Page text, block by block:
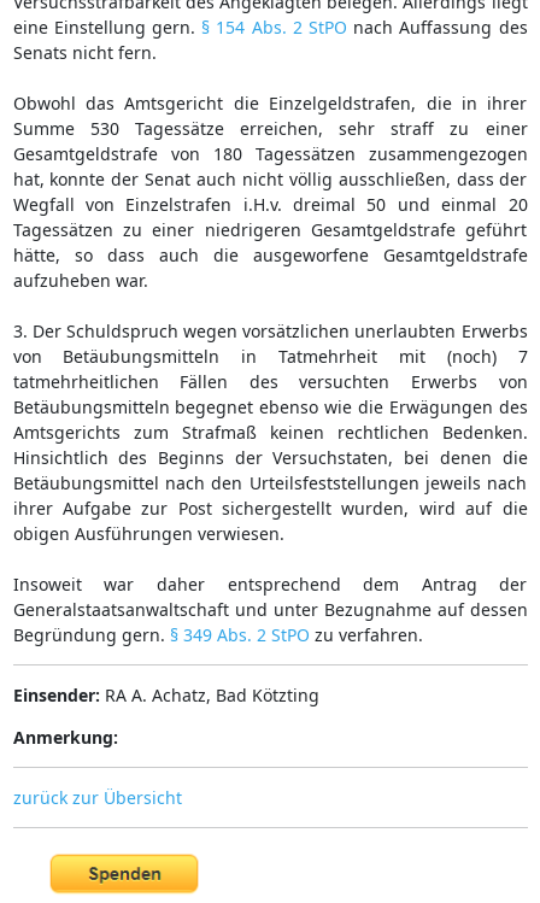
eine Einstellung gern. § 154 Abs. 2 StPO nach Auffassung des
Senats nicht fern.
Obwohl das Amtsgericht die Einzelgeldstrafen, die in ihrer
Summe 530 Tagessätze erreichen, sehr straff zu einer
Gesamtgeldstrafe von 180 Tagessätzen zusammengezogen
hat, konnte der Senat auch nicht völlig ausschließen, dass der
Wegfall von Einzelstrafen i.H.v. dreimal 50 und einmal 20
Tagessätzen zu einer niedrigeren Gesamtgeldstrafe geführt
hätte, so dass auch die ausgeworfene Gesamtgeldstrafe
aufzuheben war.
3. Der Schuldspruch wegen vorsätzlichen unerlaubten Erwerbs
von Betäubungsmitteln in Tatmehrheit mit (noch) 7
tatmehrheitlichen Fällen des versuchten Erwerbs von
Betäubungsmitteln begegnet ebenso wie die Erwägungen des
Amtsgerichts zum Strafmaß keinen rechtlichen Bedenken.
Hinsichtlich des Beginns der Versuchstaten, bei denen die
Betäubungsmittel nach den Urteilsfeststellungen jeweils nach
ihrer Aufgabe zur Post sichergestellt wurden, wird auf die
obigen Ausführungen verwiesen.
Insoweit war daher entsprechend dem Antrag der
Generalstaatsanwaltschaft und unter Bezugnahme auf dessen
Begründung gern. § 349 Abs. 2 StPO zu verfahren.
Einsender: RA A. Achatz, Bad Kötzting
Anmerkung:
zurück zur Übersicht